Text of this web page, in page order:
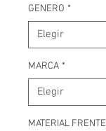
GENERO *
MARCA *
MATERIAL FRENTE